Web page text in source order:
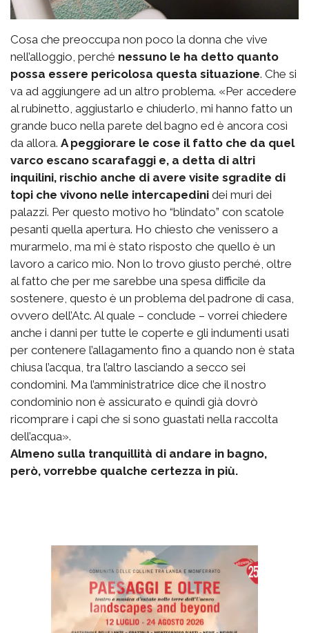
Cosa che preoccupa non poco la donna che vive
nell’alloggio, perché nessuno le ha detto quanto
possa essere pericolosa questa situazione. Che si
va ad aggiungere ad un altro problema. «Per accedere
al rubinetto, aggiustarlo e chiuderlo, mi hanno fatto un
grande buco nella parete del bagno ed è ancora così
da allora. A peggiorare le cose il fatto che da quel
varco escano scarafaggi e, a detta di altri
inquilini, rischio anche di avere visite sgradite di
topi che vivono nelle intercapedini dei muri dei
palazzi. Per questo motivo ho “blindato” con scatole
pesanti quella apertura. Ho chiesto che venissero a
murarmelo, ma mi è stato risposto che quello è un
lavoro a carico mio. Non lo trovo giusto perché, oltre
al fatto che per me sarebbe una spesa difficile da
sostenere, questo è un problema del padrone di casa,
ovvero dell’Atc. Al quale – conclude – vorrei chiedere
anche i danni per tutte le coperte e gli indumenti usati
per contenere l’allagamento fino a quando non è stata
chiusa l’acqua, tra l’altro lasciando a secco sei
condomini. Ma l’amministratrice dice che il nostro
condominio non è assicurato e quindi già dovrò
ricomprare i capi che si sono guastati nella raccolta
dell’acqua».
Almeno sulla tranquillità di andare in bagno,
però, vorrebbe qualche certezza in più.